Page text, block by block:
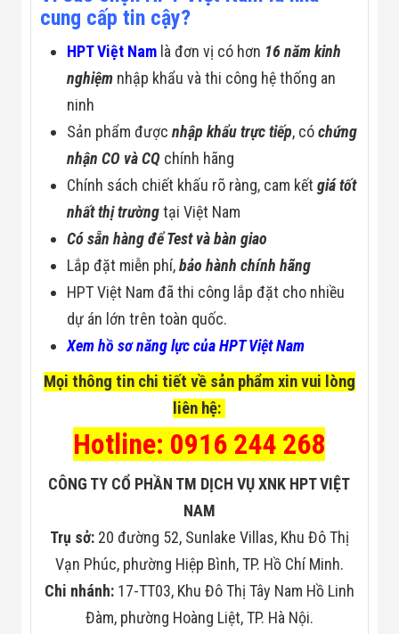
cung cấp tin cậy?
HPT Việt Nam là đơn vị có hơn 16 năm kinh
nghiệm nhập khẩu và thi công hệ thống an
ninh
Sản phẩm đượcnhập khẩu trực tiếp, cóchứng
nhận CO và CQ chính hãng
Chính sách chiết khấu rõ ràng, cam kếtgiá tốt
nhất thị trườngtại Việt Nam
Có sẵn hàng để Test và bàn giao
Lắp đặt miễn phí,bảo hành chính hãng
HPT Việt Nam đã thi công lắp đặt cho nhiều
dự án lớn trên toàn quốc.
Xem hồ sơ năng lực của HPT Việt Nam
Mọi thông tin chi tiết về sản phẩm xin vui lòng
liên hệ:
Hotline: 0916 244 268
CÔNG TY CỔ PHẦN TM DỊCH VỤ XNK HPT VIỆT
NAM
Trụ sở: 20 đường 52, Sunlake Villas, Khu Đô Thị
Vạn Phúc, phường Hiệp Bình, TP. Hồ Chí Minh.
Chi nhánh:17-TT03, Khu Đô Thị Tây Nam Hồ Linh
Đàm, phường Hoàng Liệt, TP. Hà Nội.